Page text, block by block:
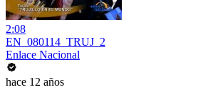
2:08
EN_080114_TRUJ_2
Enlace Nacional
hace 12 años